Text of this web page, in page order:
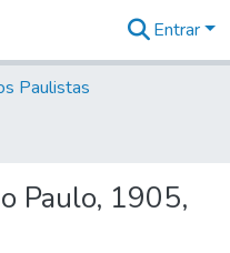
Entrar
Paulistas
Paulo, 1905,